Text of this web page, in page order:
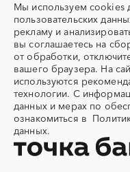
Акварель
Аккумуляторы
Алмазное бурение
Алюминиевые
конструкции
Алюминий
Ангар
Антискалант
Аппараты воздушного
Мы используем cookies
пользовательских
рекламу и
вы соглашаетесь на
от обработки,
вашего браузера. На
используются
технологии. С
данных и мерах по
ознакомиться в
данных.